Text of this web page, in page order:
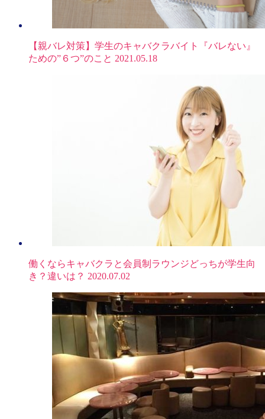
【親バレ対策】学生のキャバクラバイト『バレない』
ための”６つ”のこと 2021.05.18
働くならキャバクラと会員制ラウンジどっちが学生向
き？違いは？ 2020.07.02